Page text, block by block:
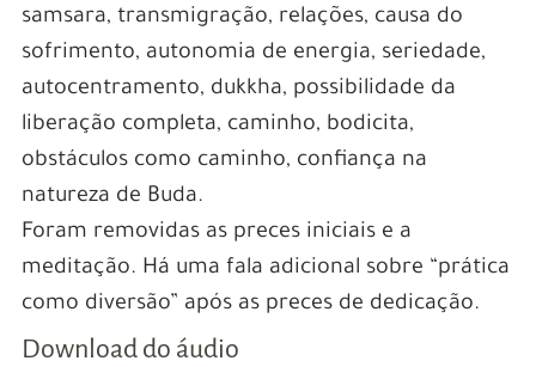
samsara, transmigração, relações, causa do
sofrimento, autonomia de energia, seriedade,
autocentramento, dukkha, possibilidade da
liberação completa, caminho, bodicita,
obstáculos como caminho, confiança na
natureza de Buda.
Foram removidas as preces iniciais e a
meditação. Há uma fala adicional sobre “prática
como diversão” após as preces de dedicação.
Download do áudio